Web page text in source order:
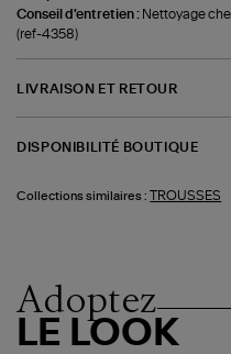
Conseil d'entretien : Nettoyage
(ref-4358)
LIVRAISON ET RETOUR
DISPONIBILITÉ BOUTIQUE
Collections similaires : TROUSSES
Adoptez
LE LOOK